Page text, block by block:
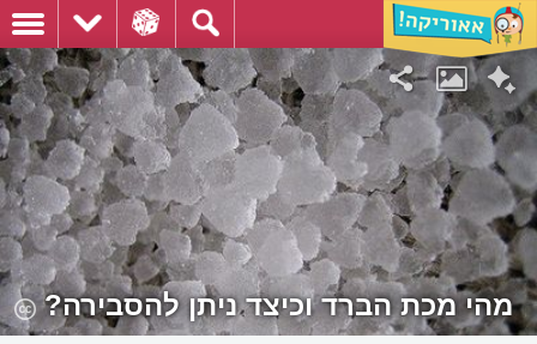
מהי מכת הברד וכיצד ניתן להסבירה?